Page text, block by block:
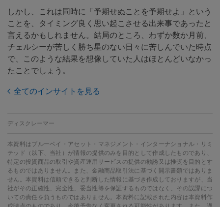
しかし、これは同時に「予期せぬことを予期せよ」という
ことを、タイミング良く思い起こさせる出来事であったと
言えるかもしれません。結局のところ、わずか数か月前、
チェルシーが苦しく勝ち星のない日々に苦しんでいた時点
で、このような結果を想像していた人はほとんどいなかっ
たことでしょう。
全てのインサイトを見る
ディスクレーマー
本資料はブルーベイ・アセット・マネジメント・インターナショナル・リミ
テッド（以下、当社）が情報の提供のみを目的として作成したものであり、
特定の投資商品の取引や資産運用サービスの提供の勧誘又は推奨を目的とす
るものではありません。また、金融商品取引法に基づく開示書類ではありま
せん。本資料は信頼できると判断した情報に基づき作成しておりますが、当
社がその正確性、完全性、妥当性等を保証するものではなく、その誤謬につ
いての責任を負うものではありません。本資料に記載された内容は本資料作